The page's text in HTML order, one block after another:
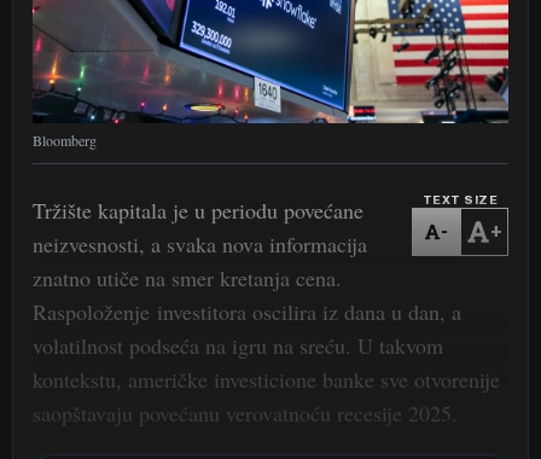
Bloomberg
TEXT SIZE
- +
Tržište kapitala je u periodu povećane
neizvesnosti, a svaka nova informacija
znatno utiče na smer kretanja cena.
Raspoloženje investitora oscilira iz dana u dan, a
volatilnost podseća na igru na sreću. U takvom
kontekstu, američke investicione banke sve otvorenije
saopštavaju povećanu verovatnoću recesije 2025.